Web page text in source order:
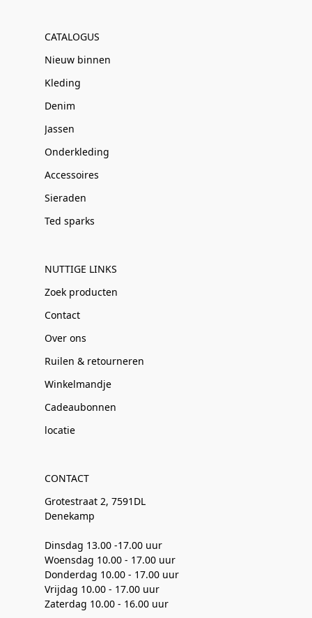
CATALOGUS
Nieuw binnen
Kleding
Denim
Jassen
Onderkleding
Accessoires
Sieraden
Ted sparks
NUTTIGE LINKS
Zoek producten
Contact
Over ons
Ruilen & retourneren
Winkelmandje
Cadeaubonnen
locatie
CONTACT
Grotestraat 2, 7591DL
Denekamp
Dinsdag 13.00 -17.00 uur
Woensdag 10.00 - 17.00 uur
Donderdag 10.00 - 17.00 uur
Vrijdag 10.00 - 17.00 uur
Zaterdag 10.00 - 16.00 uur